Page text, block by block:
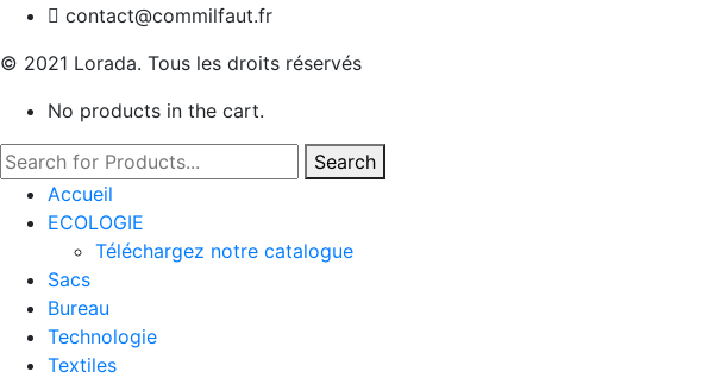
contact@commilfaut.fr
© 2021 Lorada. Tous les droits réservés
No products in the cart.
Search
Accueil
ECOLOGIE
Téléchargez notre catalogue
Sacs
Bureau
Technologie
Textiles